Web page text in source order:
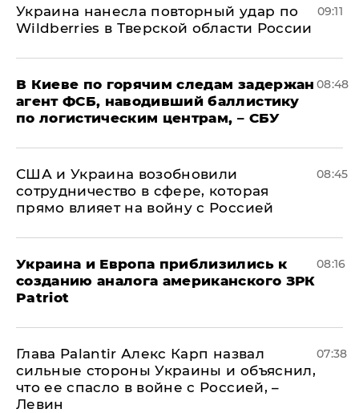
Украина нанесла повторный удар по
Wildberries в Тверской области России
09:11
В Киеве по горячим следам задержан
агент ФСБ, наводивший баллистику
по логистическим центрам, – СБУ
08:48
США и Украина возобновили
сотрудничество в сфере, которая
прямо влияет на войну с Россией
08:45
Украина и Европа приблизились к
созданию аналога американского ЗРК
Patriot
08:16
Глава Palantir Алекс Карп назвал
сильные стороны Украины и объяснил,
что ее спасло в войне с Россией, –
Левин
07:38